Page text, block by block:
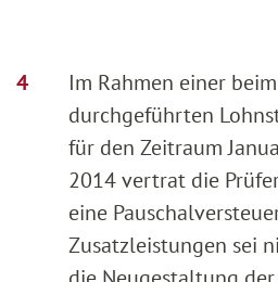
Im Rahmen einer
durchgeführten
für den Zeitraum
2014 vertrat die
eine
Zusatzleistungen sei